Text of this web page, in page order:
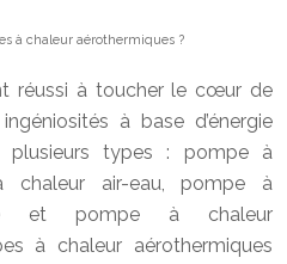
à chaleur aérothermiques ?
réussi à toucher le cœur de
à base d’énergie
plusieurs types : pompe à
chaleur air-eau, pompe à
et pompe à chaleur
à chaleur aérothermiques